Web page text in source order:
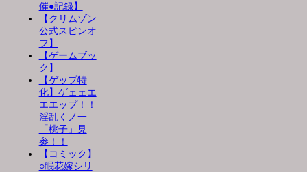
催●記録】
【クリムゾン
公式スピンオ
フ】
【ゲームブッ
ク】
【ゲップ特
化】ゲェェエ
エエップ！！
淫乱くノ一
「桃子」見
参！！
【コミック】
○眠花嫁シリ